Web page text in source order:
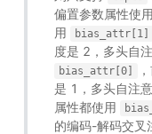
偏置参数属性使
用
bias_attr[1]
度是 2，多头自
bias_attr[0]
是 1，多头自注
属性都使用
的编码-解码交叉